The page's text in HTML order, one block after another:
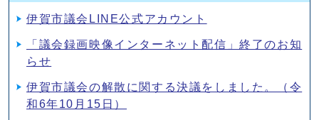
伊賀市議会LINE公式アカウント
「議会録画映像インターネット配信」終了のお知
らせ
伊賀市議会の解散に関する決議をしました。（令
和6年10月15日）